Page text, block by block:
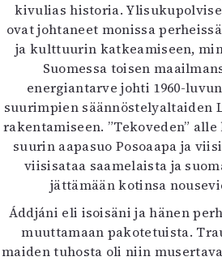
kivulias historia.
ovat johtaneet monissa
ja kulttuurin katkeamiseen,
Suomessa toisen
energiantarve johti 1960-
suurimpien säännöstelyaltaiden
rakentamiseen. ”Tekoveden”
suurin aapasuo Posoaapa ja
viisisataa saamelaista ja
jättämään kotinsa
Áddjáni eli isoisäni ja hänen
muuttamaan pakotetuista.
maiden tuhosta oli niin